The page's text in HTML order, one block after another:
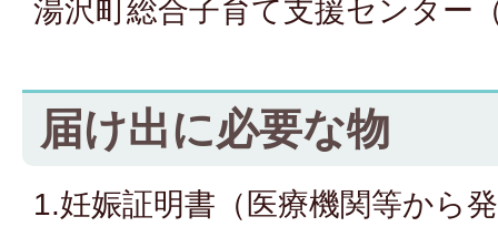
湯沢町総合子育て支援センター
届け出に必要な物
1.妊娠証明書（医療機関等から